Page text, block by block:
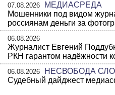
07.08.2026
МЕДИАСРЕДА
Мошенники под видом
россиянам деньги за
06.08.2026
Журналист Евгений
РКН гарантом надёжности
06.08.2026
НЕСВОБОДА
Судебный дайджест